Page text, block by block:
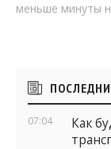
меньше минуты
Боковые
виджеты
07:04
Как